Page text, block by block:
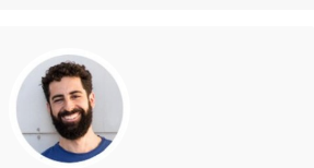
aonde tudo gira em torno da
é diferente, por isso quando
procuramos praticidade.